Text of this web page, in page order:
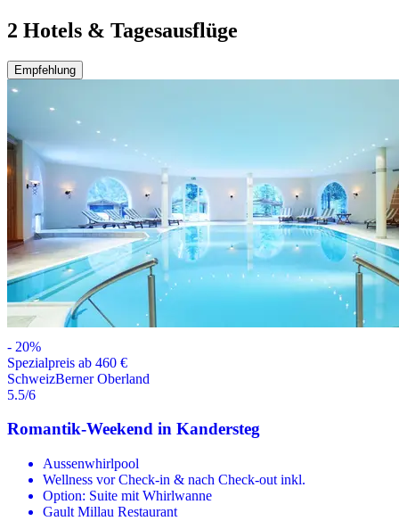
2 Hotels & Tagesausflüge
Empfehlung
- 20%
Spezialpreis ab 460 €
SchweizBerner Oberland
5.5/6
Romantik-Weekend in Kandersteg
Aussenwhirlpool
Wellness vor Check-in & nach Check-out inkl.
Option: Suite mit Whirlwanne
Gault Millau Restaurant